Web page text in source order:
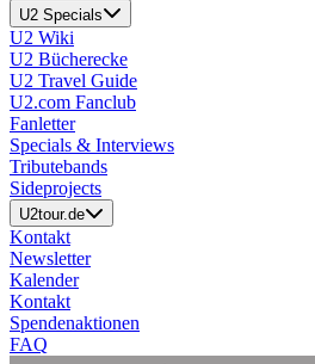
U2 Specials
U2 Wiki
U2 Bücherecke
U2 Travel Guide
U2.com Fanclub
Fanletter
Specials & Interviews
Tributebands
Sideprojects
U2tour.de
Kontakt
Newsletter
Kalender
Kontakt
Spendenaktionen
FAQ